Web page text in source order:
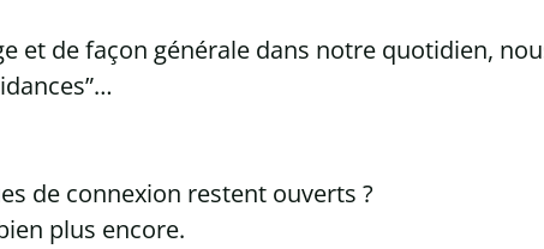
et de façon générale dans notre quotidien,
de connexion restent ouverts ?
plus encore.